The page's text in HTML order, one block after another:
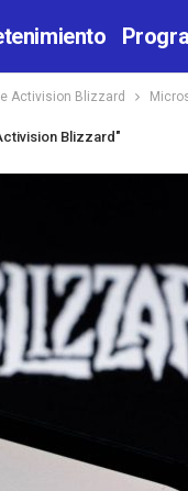
Activision Blizzard
Blizzard"